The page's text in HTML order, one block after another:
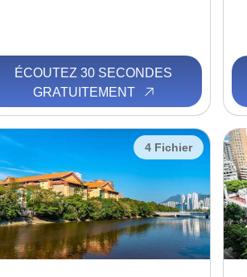
ÉCOUTEZ 30 SECONDES
GRATUITEMENT
4 Fichier